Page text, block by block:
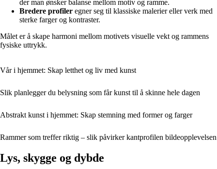
der man ønsker balanse mellom motiv og ramme.
Bredere profiler egner seg til klassiske malerier eller verk med
sterke farger og kontraster.
Målet er å skape harmoni mellom motivets visuelle vekt og rammens
fysiske uttrykk.
Vår i hjemmet: Skap letthet og liv med kunst
Slik planlegger du belysning som får kunst til å skinne hele dagen
Abstrakt kunst i hjemmet: Skap stemning med former og farger
Rammer som treffer riktig – slik påvirker kantprofilen bildeopplevelsen
Lys, skygge og dybde